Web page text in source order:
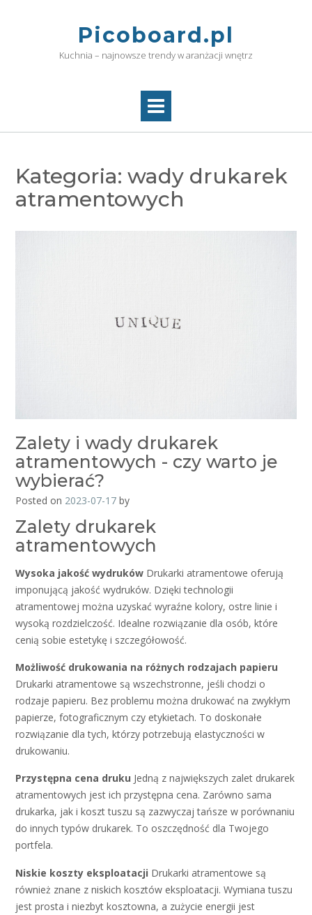
Picoboard.pl
Kuchnia – najnowsze trendy w aranżacji wnętrz
Kategoria: wady drukarek
atramentowych
Zalety i wady drukarek
atramentowych - czy warto je
wybierać?
Posted on 2023-07-17 by
Zalety drukarek
atramentowych
Wysoka jakość wydruków Drukarki atramentowe oferują
imponującą jakość wydruków. Dzięki technologii
atramentowej można uzyskać wyraźne kolory, ostre linie i
wysoką rozdzielczość. Idealne rozwiązanie dla osób, które
cenią sobie estetykę i szczegółowość.
Możliwość drukowania na różnych rodzajach papieru
Drukarki atramentowe są wszechstronne, jeśli chodzi o
rodzaje papieru. Bez problemu można drukować na zwykłym
papierze, fotograficznym czy etykietach. To doskonałe
rozwiązanie dla tych, którzy potrzebują elastyczności w
drukowaniu.
Przystępna cena druku Jedną z największych zalet drukarek
atramentowych jest ich przystępna cena. Zarówno sama
drukarka, jak i koszt tuszu są zazwyczaj tańsze w porównaniu
do innych typów drukarek. To oszczędność dla Twojego
portfela.
Niskie koszty eksploatacji Drukarki atramentowe są
również znane z niskich kosztów eksploatacji. Wymiana tuszu
jest prosta i niezbyt kosztowna, a zużycie energii jest